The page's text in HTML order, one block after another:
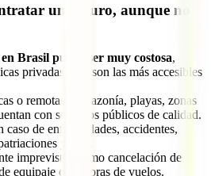
un seguro, aunque no
Brasil puede ser muy costosa,
privadas, que son las más accesibles
o remotas (Amazonía, playas, zonas
con servicios públicos de calidad.
de enfermedades, accidentes,
y más.
imprevistos como cancelación de
equipaje o demoras de vuelos.